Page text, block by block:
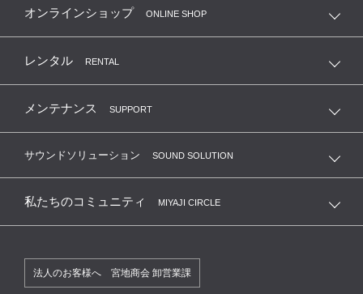
オンラインショップ ONLINE SHOP
レンタル RENTAL
メンテナンス SUPPORT
サウンドソリューション SOUND SOLUTION
私たちのコミュニティ MIYAJI CIRCLE
法人のお客様へ 宮地商会 卸営業課